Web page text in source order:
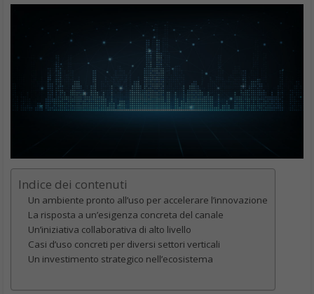
Indice dei contenuti
Un ambiente pronto all’uso per accelerare l’innovazione
La risposta a un’esigenza concreta del canale
Un’iniziativa collaborativa di alto livello
Casi d’uso concreti per diversi settori verticali
Un investimento strategico nell’ecosistema